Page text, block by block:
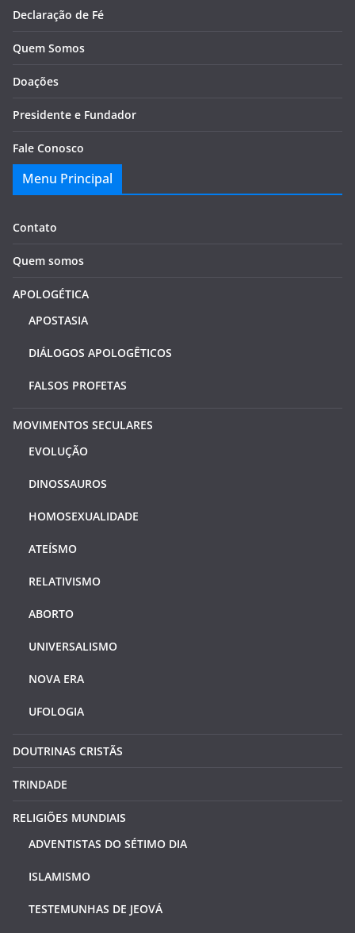
Declaração de Fé
Quem Somos
Doações
Presidente e Fundador
Fale Conosco
Menu Principal
Contato
Quem somos
APOLOGÉTICA
APOSTASIA
DIÁLOGOS APOLOGÊTICOS
FALSOS PROFETAS
MOVIMENTOS SECULARES
EVOLUÇÃO
DINOSSAUROS
HOMOSEXUALIDADE
ATEÍSMO
RELATIVISMO
ABORTO
UNIVERSALISMO
NOVA ERA
UFOLOGIA
DOUTRINAS CRISTÃS
TRINDADE
RELIGIÕES MUNDIAIS
ADVENTISTAS DO SÉTIMO DIA
ISLAMISMO
TESTEMUNHAS DE JEOVÁ